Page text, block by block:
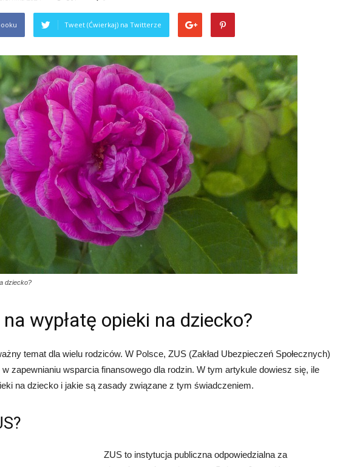
na
studiach
Tweet (Ćwierkaj) na Twitterze
dziecko?
wypłatę opieki na dziecko?
temat dla wielu rodziców. W Polsce, ZUS (Zakład Ubezpieczeń Społecznych)
zapewnianiu wsparcia finansowego dla rodzin. W tym artykule dowiesz się, ile
na dziecko i jakie są zasady związane z tym świadczeniem.
ZUS to instytucja publiczna odpowiedzialna za